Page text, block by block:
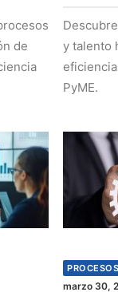
de
y talento
PyME.
marzo 30,